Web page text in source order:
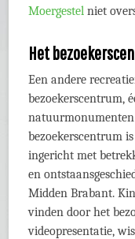
Moergestel niet
Het
Een andere
bezoekerscentrum,
bezoekerscentrum
ingericht met
en
Midden Brabant.
vinden door het
videopresentatie,